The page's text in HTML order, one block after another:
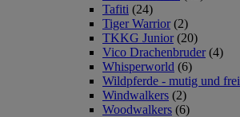
Tafiti (24)
Tiger Warrior (2)
TKKG Junior (20)
Vico Drachenbruder (4)
Whisperworld (6)
Wildpferde - mutig und frei
Windwalkers (2)
Woodwalkers (6)